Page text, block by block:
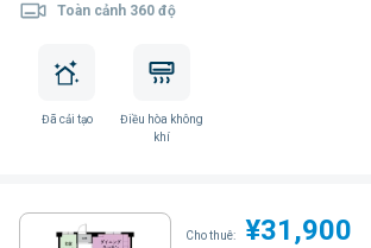
Toàn cảnh 360 độ
Đã cải tạo
Điều hòa không
khí
Cho thuê: ¥31,900